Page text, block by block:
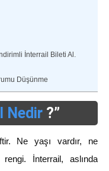
İnterrail Bileti Al.
Düşünme
Nedir ?”
Ne yaşı vardır, ne
İnterrail, aslında